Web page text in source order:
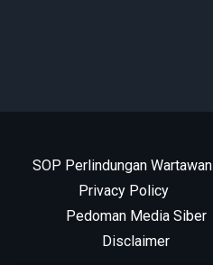
SOP Perlindungan Wartawan
Privacy Policy
Pedoman Media Siber
Disclaimer